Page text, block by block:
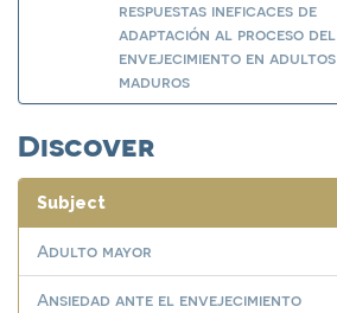
respuestas ineficaces de
adaptación al proceso del
envejecimiento en adultos
maduros
Discover
Subject
Adulto mayor
Ansiedad ante el envejecimiento